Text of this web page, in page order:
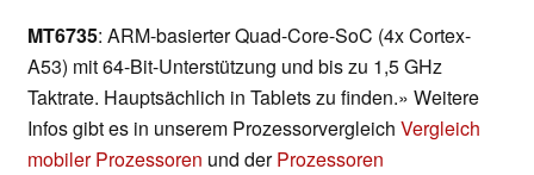
MT6735: ARM-basierter Quad-Core-SoC (4x Cortex-
A53) mit 64-Bit-Unterstützung und bis zu 1,5 GHz
Taktrate. Hauptsächlich in Tablets zu finden.» Weitere
Infos gibt es in unserem Prozessorvergleich Vergleich
mobiler Prozessoren und derProzessoren